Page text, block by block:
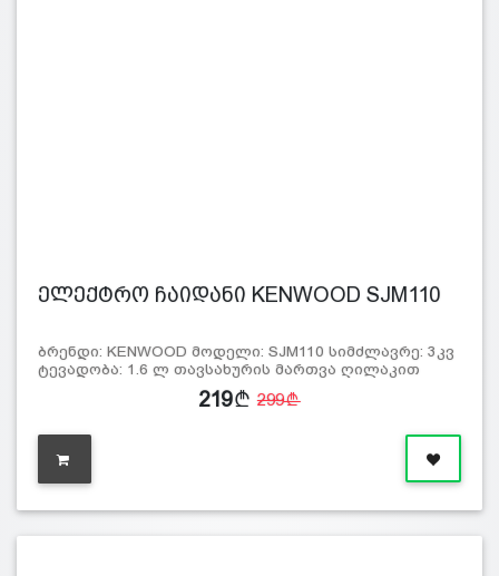
ელექტრო ჩაიდანი KENWOOD SJM110
ბრენდი: KENWOOD მოდელი: SJM110 სიმძლავრე: 3კვ
ტევადობა: 1.6 ლ თავსახურის მართვა ღილაკით
219 299